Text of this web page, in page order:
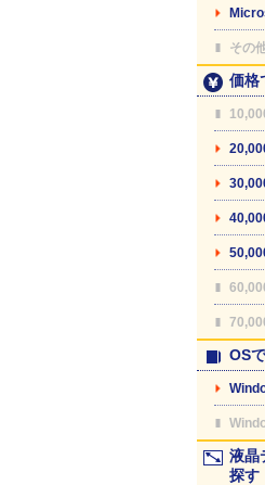
その
価格
OS
液晶
探す